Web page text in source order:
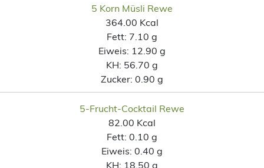
5 Korn Müsli Rewe
364.00 Kcal
Fett: 7.10 g
Eiweis: 12.90 g
KH: 56.70 g
Zucker: 0.90 g
5-Frucht-Cocktail Rewe
82.00 Kcal
Fett: 0.10 g
Eiweis: 0.40 g
KH: 18.50 g